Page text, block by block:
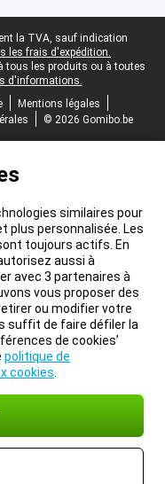
la TVA, sauf indication
les frais d'expédition.
tous les produits ou à toutes
d'informations.
Mentions légales
© 2026 Gomibo.be
similaires pour
plus personnalisée. Les
toujours actifs. En
aussi à
avec 3 partenaires à
vous proposer des
ou modifier votre
suffit de faire défiler la
de cookies’
politique de
cookies